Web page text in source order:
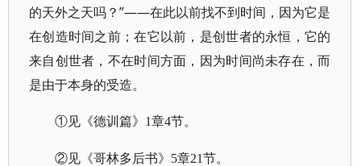
的天外之天吗？”——在此以前找不到时间，因为它是
在创造时间之前；在它以前，是创世者的永恒，它的
来自创世者，不在时间方面，因为时间尚未存在，而
是由于本身的受造。
①见《德训篇》1章4节。
②见《哥林多后书》5章21节。